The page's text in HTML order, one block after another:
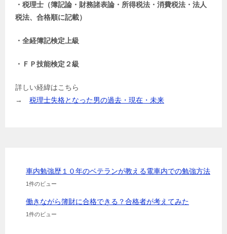
・税理士（簿記論・財務諸表論・所得税法・消費税法・法人
税法、合格順に記載）
・全経簿記検定上級
・ＦＰ技能検定２級
詳しい経緯はこちら
→ 税理士失格となった男の過去・現在・未来
車内勉強歴１０年のベテランが教える電車内での勉強方法
1件のビュー
働きながら簿財に合格できる？合格者が考えてみた
1件のビュー